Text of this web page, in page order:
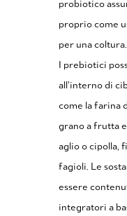
probiotico
proprio come
per una coltura.
I prebiotici
all’interno di
come la farina
grano a frutta
aglio o cipolla,
fagioli. Le
essere
integratori a